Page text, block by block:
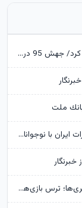
درآمدهای عملیاتی بانك ملت از 160 همت عبور كرد/ جهش 95 درصدی نسبت به پایان تیرماه 1404
​فرزندان ایران در راه قهرمانی/ همراهی بانک صادرات ایران با نوجوانان و جوانان اعزامی به رقابت‌های وزنه‌برداری تاشکند
نگاهی به مسیر درآمدزایی فراموش شده لیگ برتری‌ها؛ ترس بازی‌‎های تدارکاتی بزرگ ریخته شود